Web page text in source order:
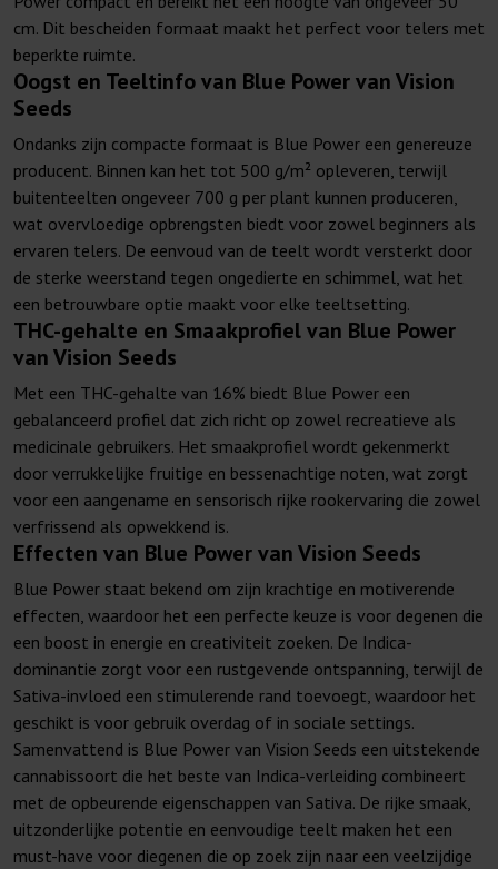
cm. Dit bescheiden formaat maakt het perfect voor telers met
beperkte ruimte.
Oogst en Teeltinfo van Blue Power van Vision
Seeds
Ondanks zijn compacte formaat is Blue Power een genereuze
producent. Binnen kan het tot 500 g/m² opleveren, terwijl
buitenteelten ongeveer 700 g per plant kunnen produceren,
wat overvloedige opbrengsten biedt voor zowel beginners als
ervaren telers. De eenvoud van de teelt wordt versterkt door
de sterke weerstand tegen ongedierte en schimmel, wat het
een betrouwbare optie maakt voor elke teeltsetting.
THC-gehalte en Smaakprofiel van Blue Power
van Vision Seeds
Met een THC-gehalte van 16% biedt Blue Power een
gebalanceerd profiel dat zich richt op zowel recreatieve als
medicinale gebruikers. Het smaakprofiel wordt gekenmerkt
door verrukkelijke fruitige en bessenachtige noten, wat zorgt
voor een aangename en sensorisch rijke rookervaring die zowel
verfrissend als opwekkend is.
Effecten van Blue Power van Vision Seeds
Blue Power staat bekend om zijn krachtige en motiverende
effecten, waardoor het een perfecte keuze is voor degenen die
een boost in energie en creativiteit zoeken. De Indica-
dominantie zorgt voor een rustgevende ontspanning, terwijl de
Sativa-invloed een stimulerende rand toevoegt, waardoor het
geschikt is voor gebruik overdag of in sociale settings.
Samenvattend is Blue Power van Vision Seeds een uitstekende
cannabissoort die het beste van Indica-verleiding combineert
met de opbeurende eigenschappen van Sativa. De rijke smaak,
uitzonderlijke potentie en eenvoudige teelt maken het een
must-have voor diegenen die op zoek zijn naar een veelzijdige